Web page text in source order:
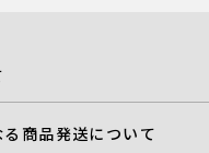
商品発送について